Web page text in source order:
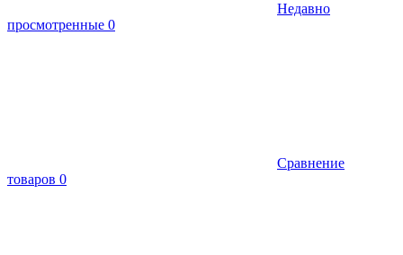
Недавно
просмотренные 0
Сравнение
товаров 0